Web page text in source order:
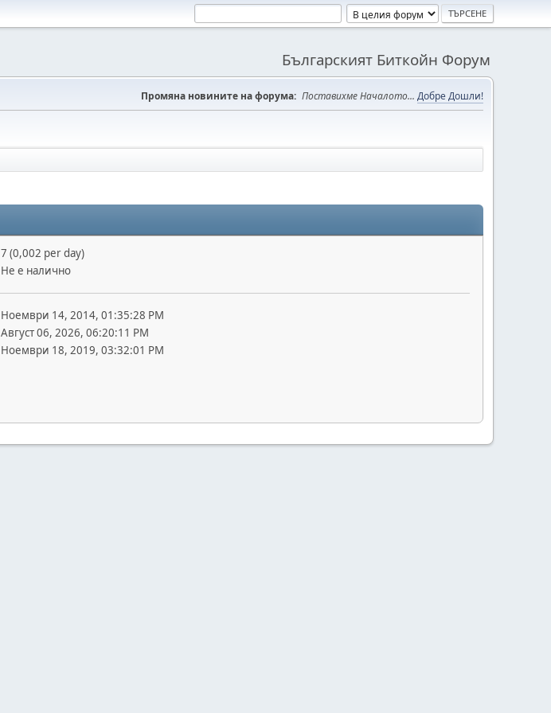
Българският Биткойн Форум
Промяна новините на форума: Поставихме Началото... Добре Дошли!
7 (0,002 per day)
Не е налично
Ноември 14, 2014, 01:35:28 PM
Август 06, 2026, 06:20:11 PM
Ноември 18, 2019, 03:32:01 PM